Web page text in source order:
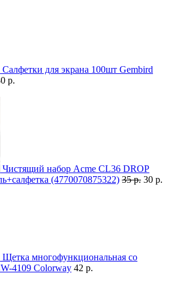
Салфетки для экрана 100шт Gembird
р.
Чистящий набор Acme CL36 DROP
(4770070875322) 35 р. 30 р.
Щетка многофункциональная со
4109 Colorway 42 р.